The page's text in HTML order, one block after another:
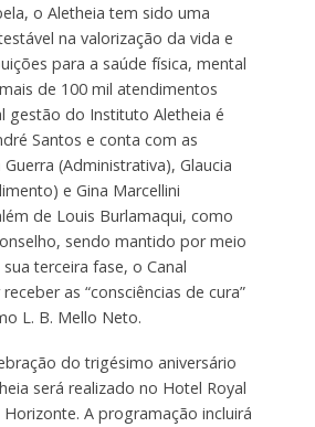
o Aletheia tem sido uma
na valorização da vida e
para a saúde física, mental
de 100 mil atendimentos
gestão do Instituto Aletheia é
Santos e conta com as
(Administrativa), Glaucia
e Gina Marcellini
de Louis Burlamaqui, como
sendo mantido por meio
terceira fase, o Canal
as “consciências de cura”
L. B. Mello Neto.
do trigésimo aniversário
será realizado no Hotel Royal
A programação incluirá